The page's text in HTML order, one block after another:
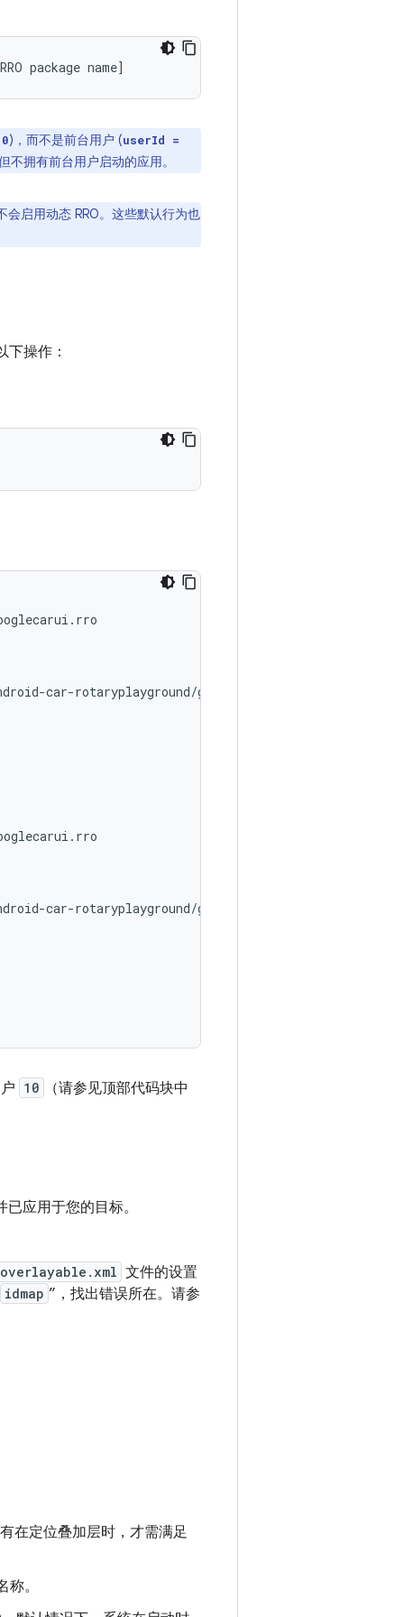
RRO package name]
)，而不是前台用户 (userId =
不拥有前台用户启动的应用。
启用动态 RRO。这些默认行为也
操作：
car-rotaryplayground/googlecarui-com-android-
car-rotaryplayground/googlecarui-com-android-
10 （请参见顶部代码块中
应用于您的目标。
overlayable.xml 文件的设置
idmap ”，找出错误所在。请参
在定位叠加层时，才需满足
。